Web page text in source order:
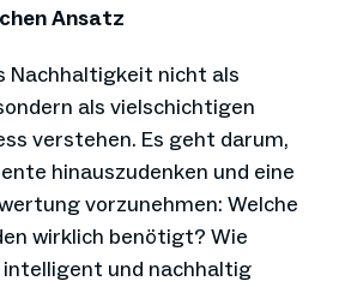
Ansatz
Nachhaltigkeit nicht als
als vielschichtigen
verstehen. Es geht darum,
hinauszudenken und eine
vorzunehmen: Welche
wirklich benötigt? Wie
intelligent und nachhaltig